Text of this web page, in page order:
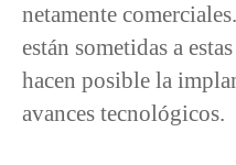
netamente
están sometidas a
hacen posible la
avances tecnológicos.